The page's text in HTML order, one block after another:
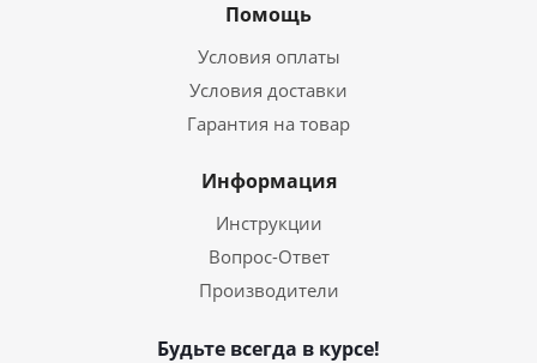
Помощь
Условия оплаты
Условия доставки
Гарантия на товар
Информация
Инструкции
Вопрос-Ответ
Производители
Будьте всегда в курсе!